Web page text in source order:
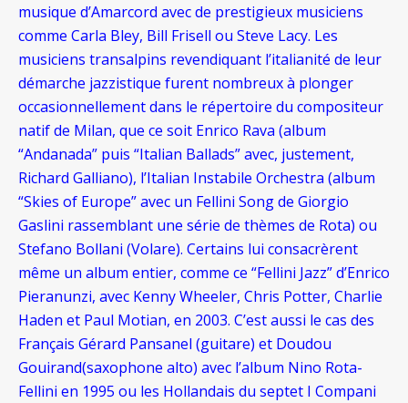
musique d’Amarcord avec de prestigieux musiciens
comme Carla Bley, Bill Frisell ou Steve Lacy. Les
musiciens transalpins revendiquant l’italianité de leur
démarche jazzistique furent nombreux à plonger
occasionnellement dans le répertoire du compositeur
natif de Milan, que ce soit Enrico Rava (album
“Andanada” puis “Italian Ballads” avec, justement,
Richard Galliano), l’Italian Instabile Orchestra (album
“Skies of Europe” avec un Fellini Song de Giorgio
Gaslini rassemblant une série de thèmes de Rota) ou
Stefano Bollani (Volare). Certains lui consacrèrent
même un album entier, comme ce “Fellini Jazz” d’Enrico
Pieranunzi, avec Kenny Wheeler, Chris Potter, Charlie
Haden et Paul Motian, en 2003. C’est aussi le cas des
Français Gérard Pansanel (guitare) et Doudou
Gouirand(saxophone alto) avec l’album Nino Rota-
Fellini en 1995 ou les Hollandais du septet I Compani